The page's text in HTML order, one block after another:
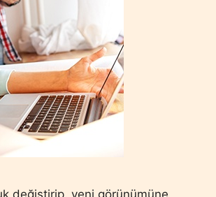
değiştirip, yeni görünümüne